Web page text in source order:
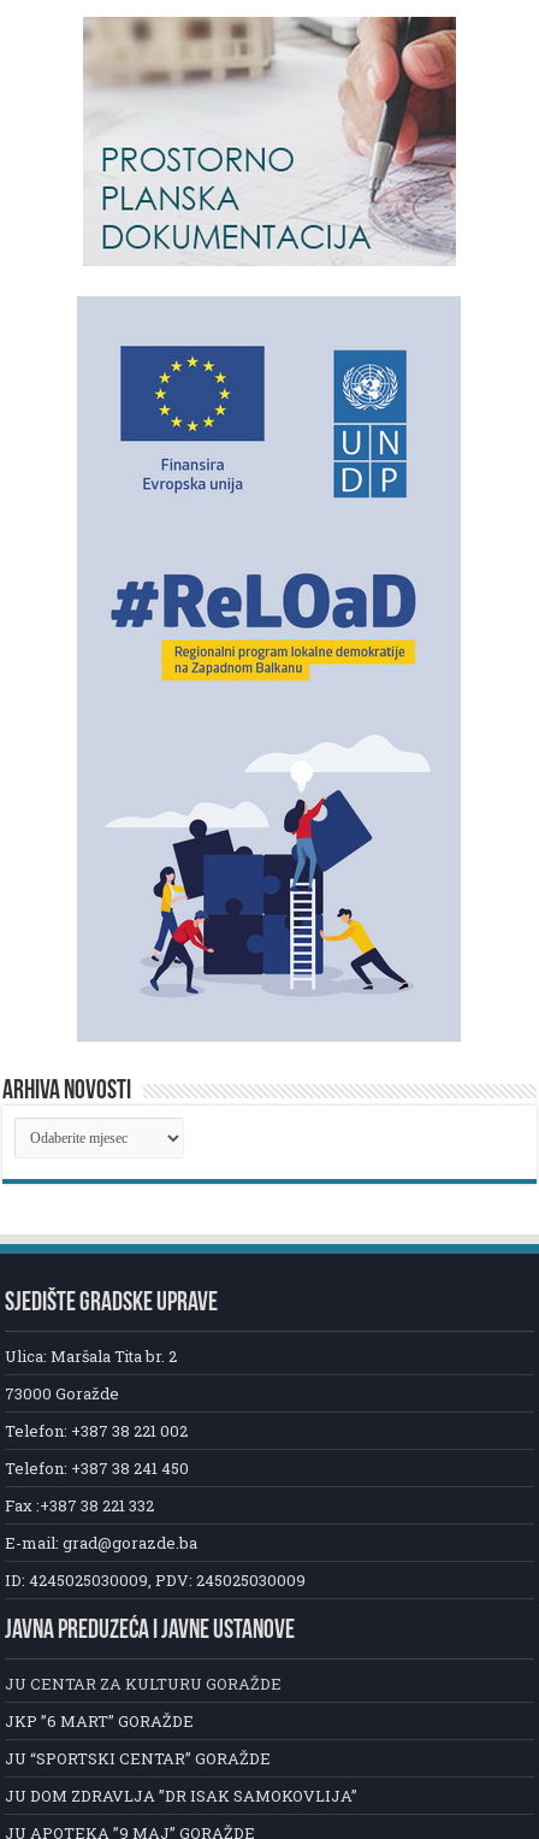
ARHIVA NOVOSTI
ARHIVA
NOVOSTI
SJEDIŠTE GRADSKE UPRAVE
Ulica: Maršala Tita br. 2
73000 Goražde
Telefon: +387 38 221 002
Telefon: +387 38 241 450
Fax :+387 38 221 332
E-mail: grad@gorazde.ba
ID: 4245025030009, PDV: 245025030009
JAVNA PREDUZEĆA I JAVNE USTANOVE
JU CENTAR ZA KULTURU GORAŽDE
JKP ”6 MART” GORAŽDE
JU “SPORTSKI CENTAR” GORAŽDE
JU DOM ZDRAVLJA ”DR ISAK SAMOKOVLIJA”
JU APOTEKA ”9 MAJ” GORAŽDE